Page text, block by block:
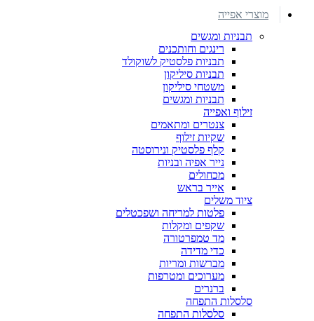
מוצרי אפייה
תבניות ומגשים
רינגים וחותכנים
תבניות פלסטיק לשוקולד
תבניות סיליקון
משטחי סיליקון
תבניות ומגשים
זילוף ואפייה
צנטרים ומתאמים
שקיות זילוף
קלף פלסטיק ונירוסטה
נייר אפיה ובניות
מכחולים
אייר בראש
ציוד משלים
פלטות למריחה ושפכטלים
שקפים ומקלות
מד טמפרטורה
כדי מדידה
מברשות ומריות
מערוכים ומטרפות
ברנרים
סלסלות התפחה
סלסלות התפחה